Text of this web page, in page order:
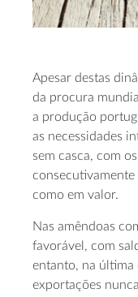
Apesar destas
da procura
a produção
as necessidades
sem casca, com
como em valor.
Nas amêndoas
favorável, com
entanto, na última
exportações